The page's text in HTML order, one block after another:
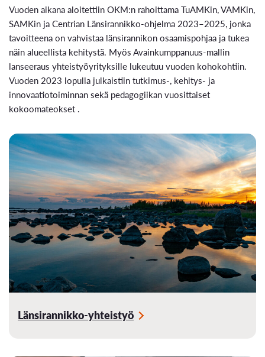
Vuoden aikana aloitettiin OKM:n rahoittama TuAMKin, VAMKin,
SAMKin ja Centrian Länsirannikko-ohjelma 2023–2025, jonka
tavoitteena on vahvistaa länsirannikon osaamispohjaa ja tukea
näin alueellista kehitystä. Myös Avainkumppanuus-mallin
lanseeraus yhteistyöyrityksille lukeutuu vuoden kohokohtiin.
Vuoden 2023 lopulla julkaistiin tutkimus-, kehitys- ja
innovaatiotoiminnan sekä pedagogiikan vuosittaiset
kokoomateokset .
Länsirannikko-yhteistyö